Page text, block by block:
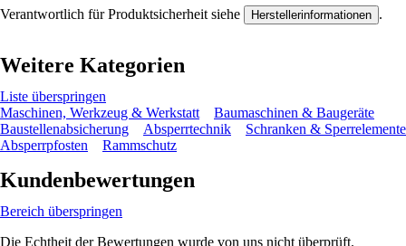
Verantwortlich für Produktsicherheit siehe Herstellerinformationen .
Weitere Kategorien
Liste überspringen
Maschinen, Werkzeug & Werkstatt
Baumaschinen & Baugeräte
Baustellenabsicherung
Absperrtechnik
Schranken & Sperrelemente
Absperrpfosten
Rammschutz
Kundenbewertungen
Bereich überspringen
Die Echtheit der Bewertungen wurde von uns nicht überprüft.